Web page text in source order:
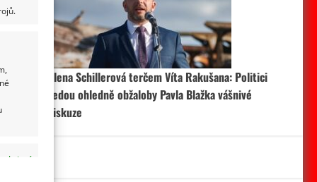
aktivní
Alena Schillerová terčem Víta Rakušana: Politici
vedou ohledně obžaloby Pavla Blažka vášnivé
diskuze